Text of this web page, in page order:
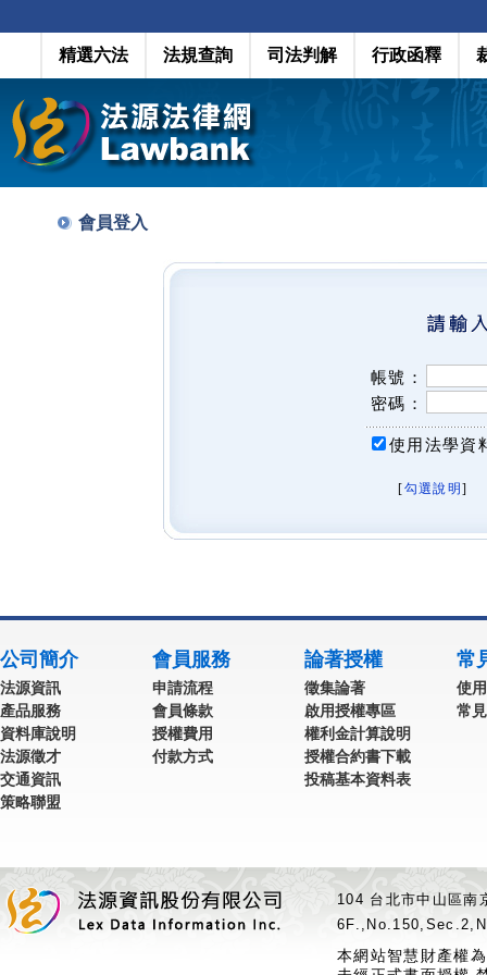
精選六法 法規查詢 司法判解 行政函釋
會員登入
帳號：
密碼：
使用法學資
[勾選說明 ]
公司簡介
法源資訊
產品服務
資料庫說明
法源徵才
交通資訊
策略聯盟
會員服務
申請流程
會員條款
授權費用
付款方式
論著授權
徵集論著
啟用授權專區
權利金計算說明
授權合約書下載
投稿基本資料表
常
使
常
104 台北市中山區
本網站智慧財產權